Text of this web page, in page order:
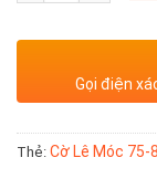
Gọi điện
Thẻ: Cờ Lê Móc 75-